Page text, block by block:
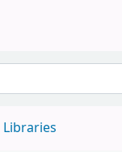
Libraries